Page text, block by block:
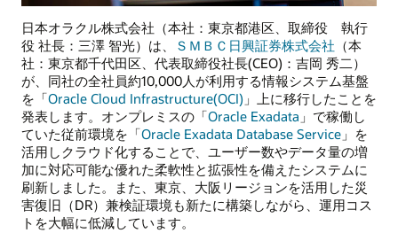
日本オラクル株式会社（本社：東京都港区、取締役 執行
役 社長：三澤 智光）は、
ＳＭＢＣ日興証券株式会社 （本
社：東京都千代田区、代表取締役社長(CEO)：吉岡 秀二）
が、同社の全社員約10,000人が利用する情報システム基盤
を「Oracle Cloud Infrastructure(OCI) 」上に移行したことを
発表します。オンプレミスの「Oracle Exadata 」で稼働し
ていた従前環境を「Oracle Exadata Database Service 」を
活用しクラウド化することで、ユーザー数やデータ量の増
加に対応可能な優れた柔軟性と拡張性を備えたシステムに
刷新しました。また、東京、大阪リージョンを活用した災
害復旧（DR）兼検証環境も新たに構築しながら、運用コス
トを大幅に低減しています。